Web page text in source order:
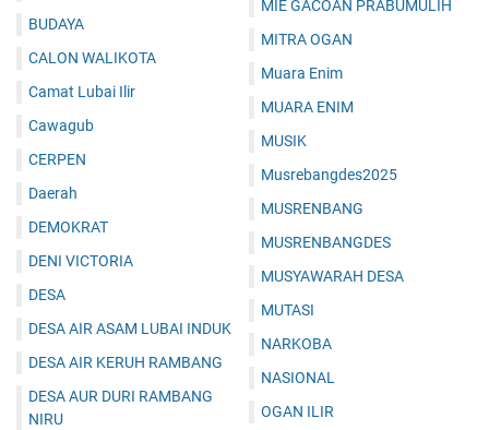
BUDAYA
CALON WALIKOTA
Camat Lubai Ilir
Cawagub
CERPEN
Daerah
DEMOKRAT
DENI VICTORIA
DESA
DESA AIR ASAM LUBAI INDUK
DESA AIR KERUH RAMBANG
DESA AUR DURI RAMBANG
NIRU
MIE GACOAN PRABUMULIH
MITRA OGAN
Muara Enim
MUARA ENIM
MUSIK
Musrebangdes2025
MUSRENBANG
MUSRENBANGDES
MUSYAWARAH DESA
MUTASI
NARKOBA
NASIONAL
OGAN ILIR